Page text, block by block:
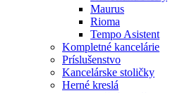
Maurus
Rioma
Tempo Asistent
Kompletné kancelárie
Príslušenstvo
Kancelárske stoličky
Herné kreslá